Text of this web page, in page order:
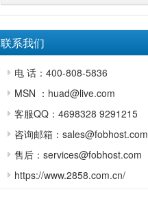
联系我们
电 话：400-808-5836
MSN ：huad@live.com
客服QQ：4698328 9291215
咨询邮箱：sales@fobhost.com
售后：services@fobhost.com
https://www.2858.com.cn/